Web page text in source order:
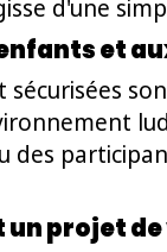
d'une
et
sécurisées
des
projet